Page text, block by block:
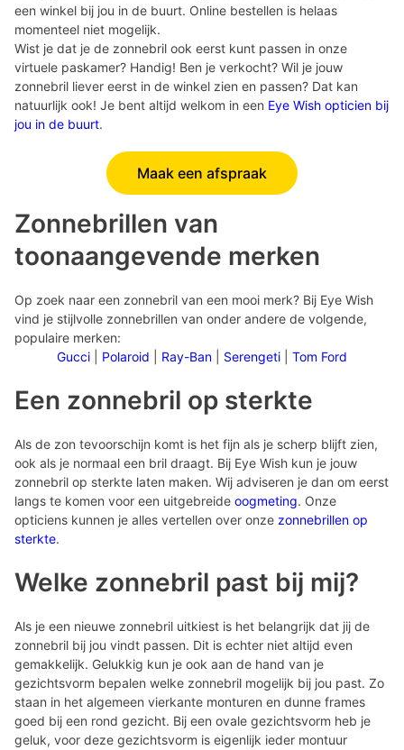
een winkel bij jou in de buurt. Online bestellen is helaas
momenteel niet mogelijk.
Wist je dat je de zonnebril ook eerst kunt passen in onze
virtuele paskamer? Handig! Ben je verkocht? Wil je jouw
zonnebril liever eerst in de winkel zien en passen? Dat kan
natuurlijk ook! Je bent altijd welkom in een Eye Wish opticien bij
jou in de buurt.
Maak een afspraak
Zonnebrillen van
toonaangevende merken
Op zoek naar een zonnebril van een mooi merk? Bij Eye Wish
vind je stijlvolle zonnebrillen van onder andere de volgende,
populaire merken:
Gucci
Polaroid Ray-Ban Serengeti Tom Ford
Een zonnebril op sterkte
Als de zon tevoorschijn komt is het fijn als je scherp blijft zien,
ook als je normaal een bril draagt. Bij Eye Wish kun je jouw
zonnebril op sterkte laten maken. Wij adviseren je dan om eerst
langs te komen voor een uitgebreide oogmeting. Onze
opticiens kunnen je alles vertellen over onze zonnebrillen op
sterkte.
Welke zonnebril past bij mij?
Als je een nieuwe zonnebril uitkiest is het belangrijk dat jij de
zonnebril bij jou vindt passen. Dit is echter niet altijd even
gemakkelijk. Gelukkig kun je ook aan de hand van je
gezichtsvorm bepalen welke zonnebril mogelijk bij jou past. Zo
staan in het algemeen vierkante monturen en dunne frames
goed bij een rond gezicht. Bij een ovale gezichtsvorm heb je
geluk, voor deze gezichtsvorm is eigenlijk ieder montuur